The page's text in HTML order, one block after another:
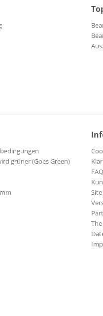
grüner (Goes Green)